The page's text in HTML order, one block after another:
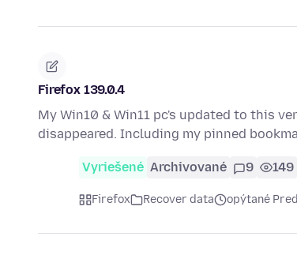
Firefox 139.0.4
My Win10 & Win11 pc's updated to this
disappeared. Including my pinned
Vyriešené Archivované 9 149
Firefox Recover data opýtané